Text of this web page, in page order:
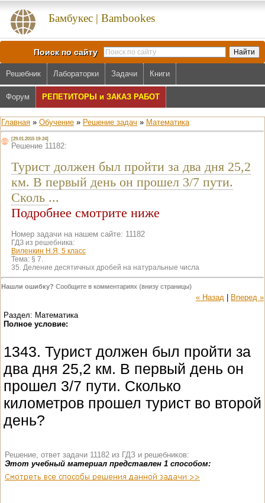
Бамбукес | Bambookes
Поиск по сайту
Решебник Лабораторки Задачи Книги
Форум РЕПЕТИТОРЫ и ЗАКАЗ РАБОТ
Главная » Обучение » Решение задач » Математика
[29.01.2015 19:24]
Решение 11182:
Турист должен был пройти за два дня 25,2
км. В первый день он прошел 3/7 пути.
Сколь ...
Подробнее смотрите ниже
Номер задачи на нашем сайте: 11182
ГДЗ из решебника:
Виленкин Н.Я, 5 класс
Тема: § 7.
35. Деление десятичных дробей на натуральные числа
Нашли ошибку? Сообщите в комментариях (внизу страницы)
« Назад
Вперед »
Раздел: Математика
Полное условие:
1343. Турист должен был пройти за
два дня 25,2 км. В первый день он
прошел 3/7 пути. Сколько
километров прошел турист во второй
день?
Решение, ответ задачи 11182 из ГДЗ и решебников:
Этот учебный материал представлен 1 способом: